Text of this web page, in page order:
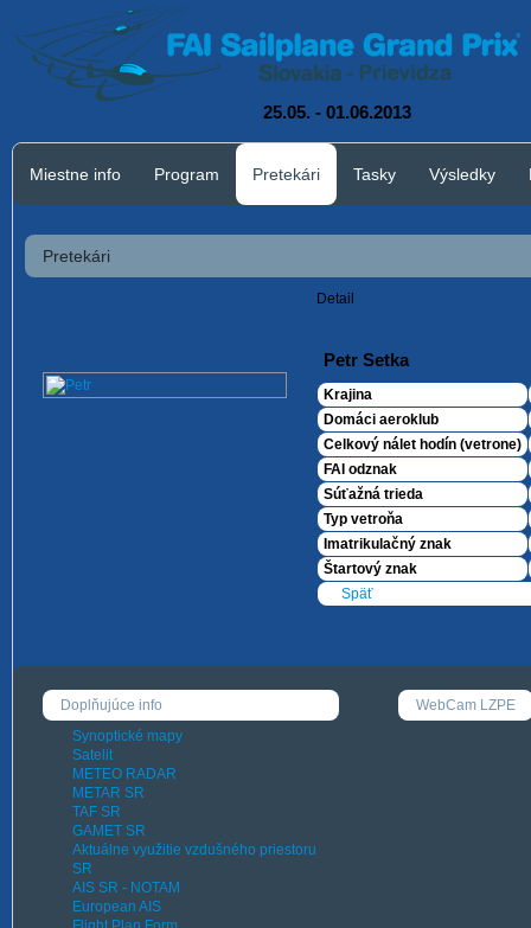
25.05. - 01.06.2013
Miestne info Program Pretekári Tasky Výsledky
Pretekári
Detail
Petr Setka
Krajina
Domáci aeroklub
Celkový nálet hodín (vetrone)
FAI odznak
Súťažná trieda
Typ vetroňa
Imatrikulačný znak
Štartový znak
Späť
Doplňujúce info
Synoptické mapy
Satelit
METEO RADAR
METAR SR
TAF SR
GAMET SR
Aktuálne využitie vzdušného priestoru
SR
AIS SR - NOTAM
European AIS
WebCam LZPE